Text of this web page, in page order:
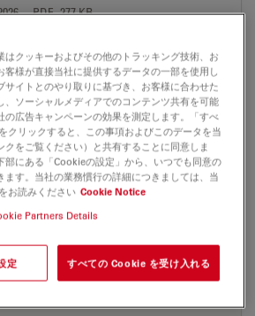
PDF, 277 KB
Brochure EN
PDF, 373 KB
Brochure ES
はクッキーおよびその他のトラッキング技術、お
客様が直接当社に提供するデータの一部を使用し
サイトとのやり取りに基づき、お客様に合わせた
、ソーシャルメディアでのコンテンツ共有を可能
の広告キャンペーンの効果を測定します。「すべ
クリックすると、この事項およびこのデータを当
をご覧ください）と共有することに同意しま
部にある「Cookieの設定」から、いつでも同意の
ます。当社の業務慣行の詳細につきましては、当
お読みください Cookie Notice
Partners Details
定 すべての Cookie を受け入れる